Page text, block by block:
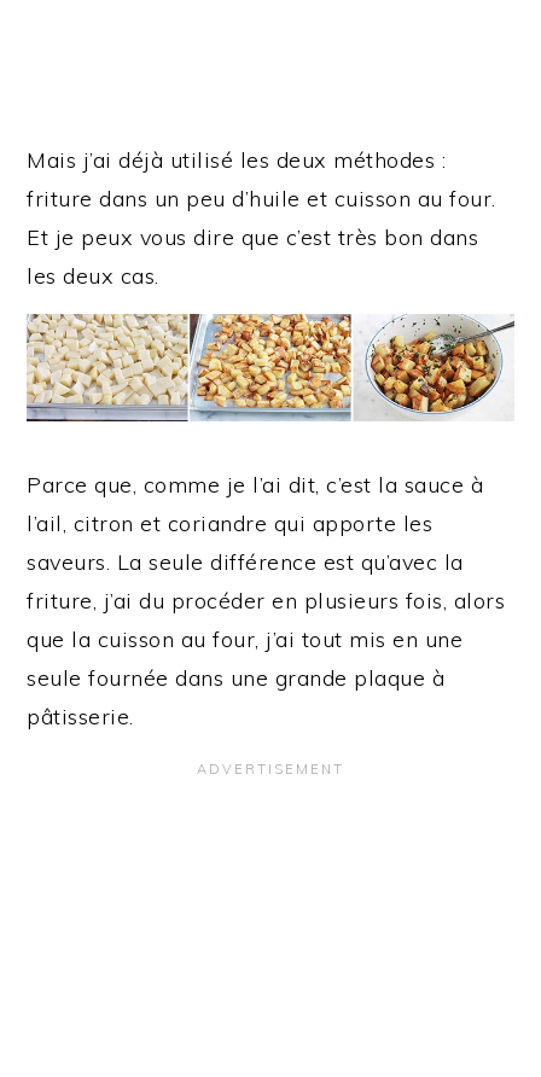
Mais j’ai déjà utilisé les deux méthodes :
friture dans un peu d’huile et cuisson au four.
Et je peux vous dire que c’est très bon dans
les deux cas.
Parce que, comme je l’ai dit, c’est la sauce à
l’ail, citron et coriandre qui apporte les
saveurs. La seule différence est qu’avec la
friture, j’ai du procéder en plusieurs fois, alors
que la cuisson au four, j’ai tout mis en une
seule fournée dans une grande plaque à
pâtisserie.